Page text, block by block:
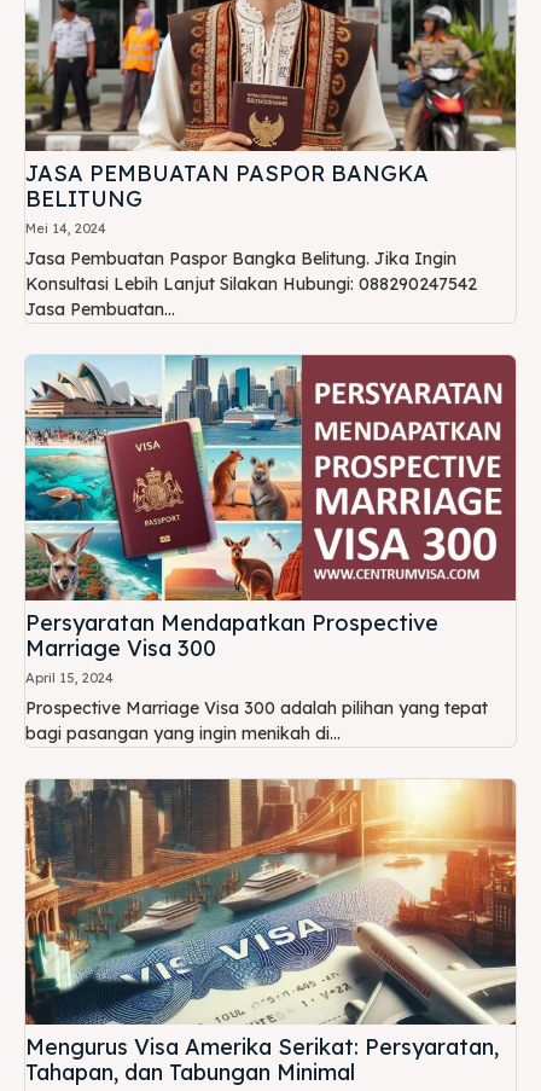
JASA PEMBUATAN PASPOR BANGKA
BELITUNG
Mei 14, 2024
Jasa Pembuatan Paspor Bangka Belitung. Jika Ingin
Konsultasi Lebih Lanjut Silakan Hubungi: 088290247542
Jasa Pembuatan...
Persyaratan Mendapatkan Prospective
Marriage Visa 300
April 15, 2024
Prospective Marriage Visa 300 adalah pilihan yang tepat
bagi pasangan yang ingin menikah di...
Mengurus Visa Amerika Serikat: Persyaratan,
Tahapan, dan Tabungan Minimal